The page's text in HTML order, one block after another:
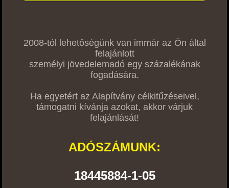
2008-tól lehetőségünk van immár az Ön által
felajánlott
személyi jövedelemadó egy százalékának
fogadására.
Ha egyetért az Alapítvány célkitűzéseivel,
támogatni kívánja azokat, akkor várjuk
felajánlását!
ADÓSZÁMUNK:
18445884-1-05